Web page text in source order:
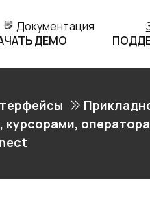
Документация
ДЕМО
курсорами,